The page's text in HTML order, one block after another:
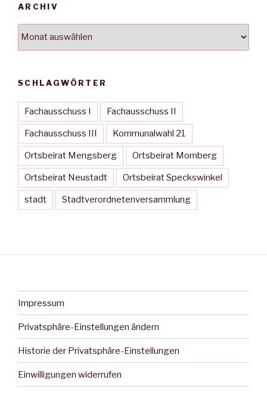
ARCHIV
SCHLAGWÖRTER
Fachausschuss I Fachausschuss II
Fachausschuss III Kommunalwahl 21
Ortsbeirat Mengsberg Ortsbeirat Momberg
Ortsbeirat Neustadt Ortsbeirat Speckswinkel
stadt Stadtverordnetenversammlung
Impressum
Privatsphäre-Einstellungen ändern
Historie der Privatsphäre-Einstellungen
Einwilligungen widerrufen